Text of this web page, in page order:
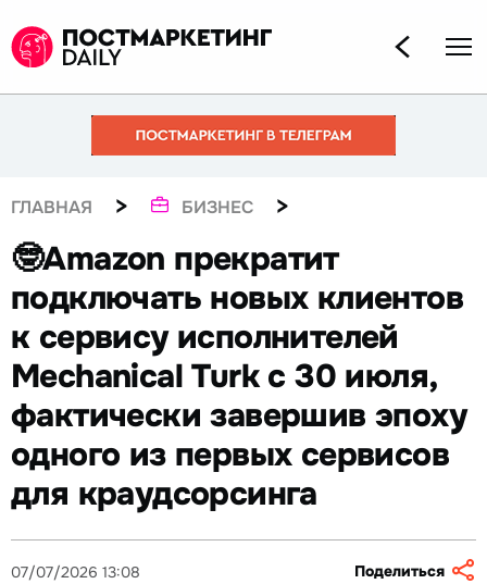
ГЛАВНАЯ > БИЗНЕС >
🤓Amazon прекратит
подключать новых клиентов
к сервису исполнителей
Mechanical Turk с 30 июля,
фактически завершив эпоху
одного из первых сервисов
для краудсорсинга
07/07/2026 13:08 Поделиться